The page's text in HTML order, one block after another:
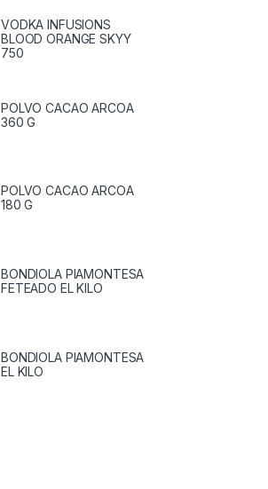
VODKA INFUSIONS
BLOOD ORANGE SKYY
750
POLVO CACAO ARCOA
360 G
POLVO CACAO ARCOA
180 G
BONDIOLA PIAMONTESA
FETEADO EL KILO
BONDIOLA PIAMONTESA
EL KILO